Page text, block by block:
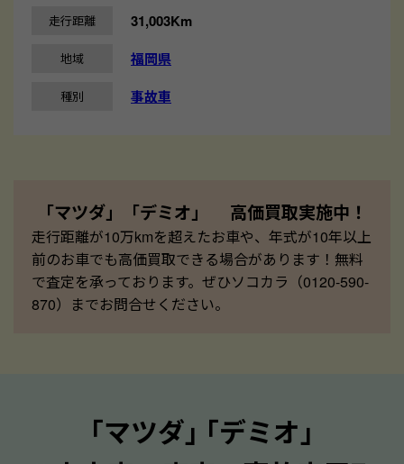
走行距離 31,003Km
地域 福岡県
種別 事故車
「マツダ」「デミオ」 高価買取実施中！
走行距離が10万kmを超えたお車や、年式が10年以上
前のお車でも高価買取できる場合があります！無料
で査定を承っております。ぜひソコカラ（0120-590-
870）までお問合せください。
｢マツダ｣ ｢デミオ｣